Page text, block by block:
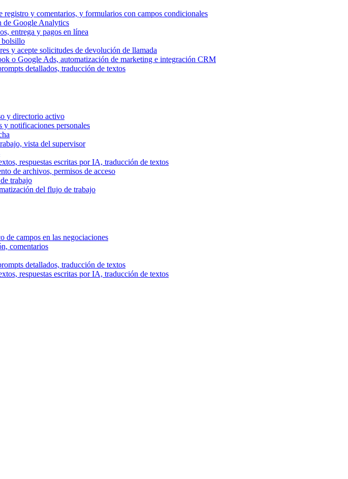
y comentarios, y formularios con campos condicionales
de Google Analytics
entrega y pagos en línea
bolsillo
y acepte solicitudes de devolución de llamada
o Google Ads, automatización de marketing e integración CRM
detallados, traducción de textos
y directorio activo
y notificaciones personales
vista del supervisor
respuestas escritas por IA, traducción de textos
de archivos, permisos de acceso
trabajo
del flujo de trabajo
de campos en las negociaciones
comentarios
detallados, traducción de textos
respuestas escritas por IA, traducción de textos